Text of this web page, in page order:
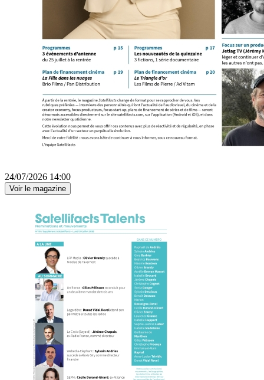
24/07/2026 14:00
Voir le magazine